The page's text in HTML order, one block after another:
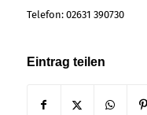
Telefon: 02631 390730
Eintrag teilen